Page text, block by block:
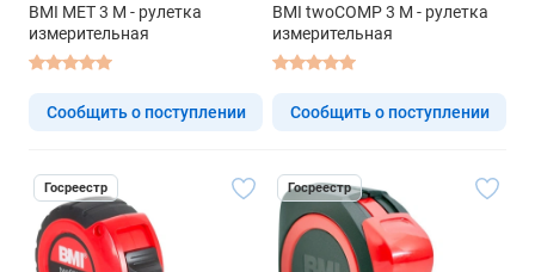
BMI MET 3 M - рулетка
измерительная
Сообщить о поступлении
BMI twoCOMP 3 M - рулетка
измерительная
Сообщить о поступлении
Госреестр Госреестр